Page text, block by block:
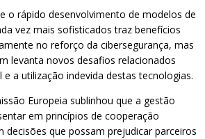
o rápido desenvolvimento de modelos de
vez mais sofisticados traz benefícios
no reforço da cibersegurança, mas
levanta novos desafios relacionados
a utilização indevida destas tecnologias.
Europeia sublinhou que a gestão
em princípios de cooperação
decisões que possam prejudicar parceiros